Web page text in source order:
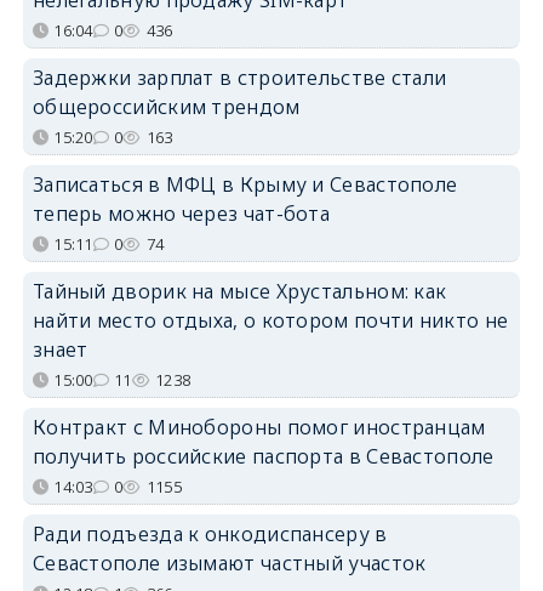
16:04 0 436
Задержки зарплат в строительстве стали
общероссийским трендом
15:20 0 163
Записаться в МФЦ в Крыму и Севастополе
теперь можно через чат-бота
15:11 0 74
Тайный дворик на мысе Хрустальном: как
найти место отдыха, о котором почти никто не
знает
15:00 11 1238
Контракт с Минобороны помог иностранцам
получить российские паспорта в Севастополе
14:03 0 1155
Ради подъезда к онкодиспансеру в
Севастополе изымают частный участок